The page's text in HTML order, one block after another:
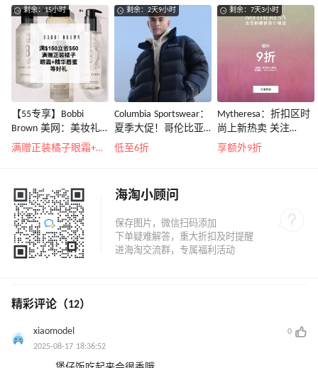
剩余：15小时
【55专享】Bobbi
Brown 美网：美妆礼
遇！满$150立省$50
满赠正装橘子眼霜+精华唇蜜等好礼
剩余：2天9小时
Columbia Sportswear：
夏季大促！哥伦比亚
运动热卖
低至6折
剩余：7天3小时
Mytheresa：折扣区时
尚上新热卖 关注
TOTEME、
享额外9折
海淘小顾问
精彩评论（12）
xiaomodel
0
2025-08-17 18:36:52